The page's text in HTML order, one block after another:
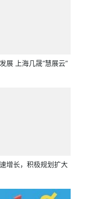
展 上海几晟“慧展云”
增长，积极规划扩大